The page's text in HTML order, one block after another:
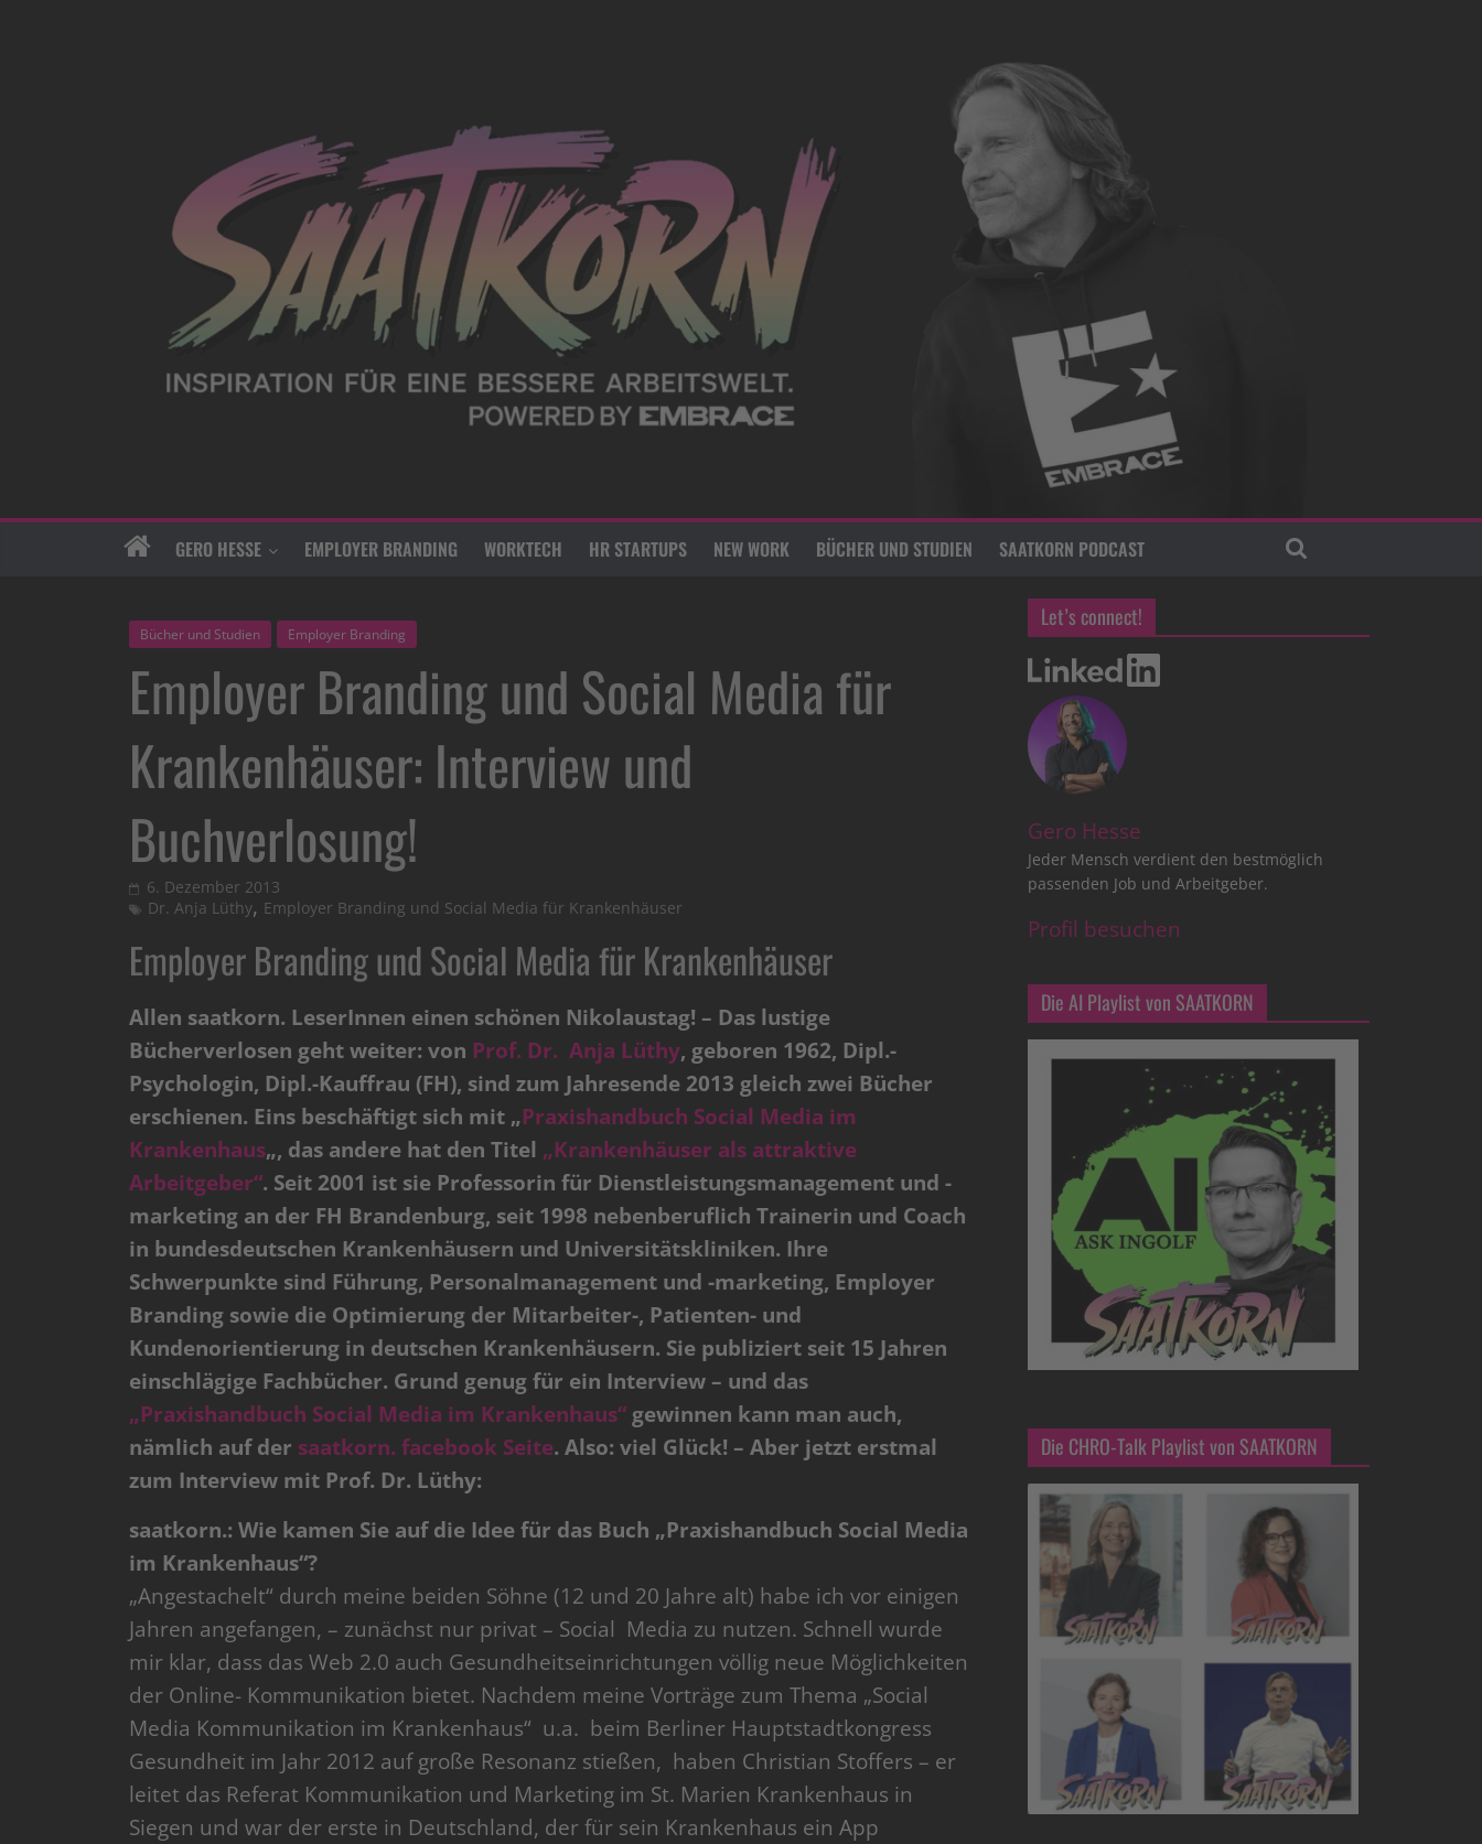
GERO HESSE EMPLOYER BRANDING WORKTECH HR STARTUPS NEW WORK BÜCHER UND STUDIEN SAATKORN PODCAST
Bücher und Studien Employer Branding
Employer Branding und Social Media für
Krankenhäuser: Interview und
Buchverlosung!
6. Dezember 2013
Dr. Anja Lüthy, Employer Branding und Social Media für Krankenhäuser
Employer Branding und Social Media für Krankenhäuser
Allen saatkorn. LeserInnen einen schönen Nikolaustag! – Das lustige
Bücherverlosen geht weiter: von Prof. Dr. Anja Lüthy, geboren 1962, Dipl.-
Psychologin, Dipl.-Kauffrau (FH), sind zum Jahresende 2013 gleich zwei Bücher
erschienen. Eins beschäftigt sich mit „Praxishandbuch Social Media im
Krankenhaus„, das andere hat den Titel „Krankenhäuser als attraktive
Arbeitgeber“. Seit 2001 ist sie Professorin für Dienstleistungsmanagement und -
marketing an der FH Brandenburg, seit 1998 nebenberuflich Trainerin und Coach
in bundesdeutschen Krankenhäusern und Universitätskliniken. Ihre
Schwerpunkte sind Führung, Personalmanagement und -marketing, Employer
Branding sowie die Optimierung der Mitarbeiter-, Patienten- und
Kundenorientierung in deutschen Krankenhäusern. Sie publiziert seit 15 Jahren
einschlägige Fachbücher. Grund genug für ein Interview – und das
„Praxishandbuch Social Media im Krankenhaus“gewinnen kann man auch,
nämlich auf der saatkorn. facebook Seite. Also: viel Glück! – Aber jetzt erstmal
zum Interview mit Prof. Dr. Lüthy:
saatkorn.: Wie kamen Sie auf die Idee für das Buch „Praxishandbuch Social Media
im Krankenhaus“?
„Angestachelt“ durch meine beiden Söhne (12 und 20 Jahre alt) habe ich vor einigen
Jahren angefangen, – zunächst nur privat – Social Media zu nutzen. Schnell wurde
mir klar, dass das Web 2.0 auch Gesundheitseinrichtungen völlig neue Möglichkeiten
der Online- Kommunikation bietet. Nachdem meine Vorträge zum Thema „Social
Media Kommunikation im Krankenhaus“ u.a. beim Berliner Hauptstadtkongress
Gesundheit im Jahr 2012 auf große Resonanz stießen, haben Christian Stoffers – er
leitet das Referat Kommunikation und Marketing im St. Marien Krankenhaus in
Siegen und war der erste in Deutschland, der für sein Krankenhaus ein App
Let’s connect!
Gero Hesse
Jeder Mensch verdient den bestmöglich
passenden Job und Arbeitgeber.
Profil besuchen
Die AI Playlist von SAATKORN
Die CHRO-Talk Playlist von SAATKORN